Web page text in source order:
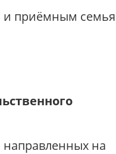
и приёмным
на